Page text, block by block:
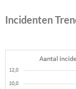
Incidenten